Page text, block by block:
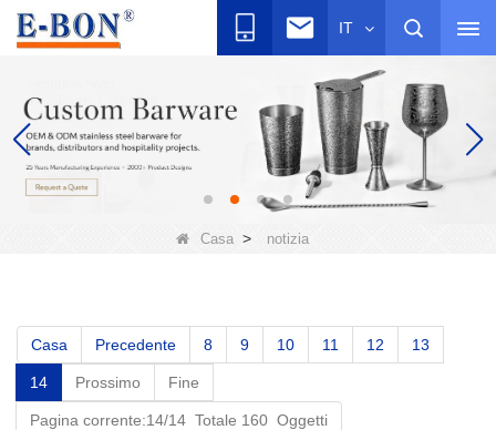
IT
Casa > notizia
Casa Precedente 8 9 10 11 12 13
14 Prossimo Fine
Pagina corrente:14/14 Totale 160 Oggetti